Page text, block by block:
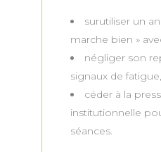
surutiliser un
marche bien »
négliger son
signaux de fatigue,
céder à la
institutionnelle
séances.